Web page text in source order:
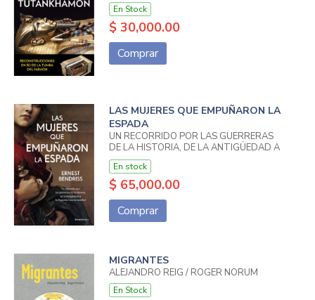
En Stock
$ 30,000.00
Comprar
LAS MUJERES QUE EMPUÑARON LA
ESPADA
UN RECORRIDO POR LAS GUERRERAS
DE LA HISTORIA, DE LA ANTIGÜEDAD A
LA SEGUNDA GUERRA MUNDIAL
En stock
$ 65,000.00
Comprar
MIGRANTES
ALEJANDRO REIG / ROGER NORUM
En Stock